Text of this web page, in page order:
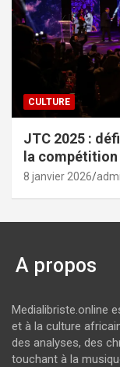
CULTURE
JTC 2025 :
la
8 janvier 2026
A propos
Medialibriste.online
et à la culture
des analyses, des
touchant à la